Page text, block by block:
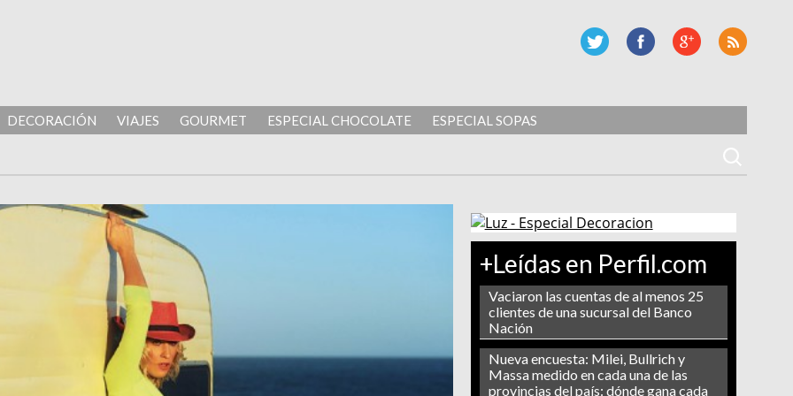
DECORACIÓN VIAJES GOURMET ESPECIAL CHOCOLATE ESPECIAL SOPAS
+Leídas en Perfil.com
Vaciaron las cuentas de al menos 25
clientes de una sucursal del Banco
Nación
Nueva encuesta: Milei, Bullrich y
Massa medido en cada una de las
provincias del país: dónde gana cada